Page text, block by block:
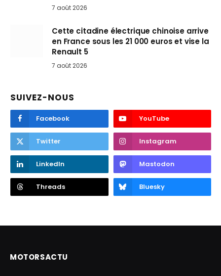
7 août 2026
Cette citadine électrique chinoise arrive
en France sous les 21 000 euros et vise la
Renault 5
7 août 2026
SUIVEZ-NOUS
Facebook YouTube
Twitter Instagram
LinkedIn Mastodon
Threads Bluesky
MOTORSACTU